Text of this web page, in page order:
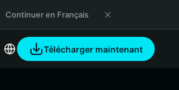
Continuer en Français
Télécharger maintenant